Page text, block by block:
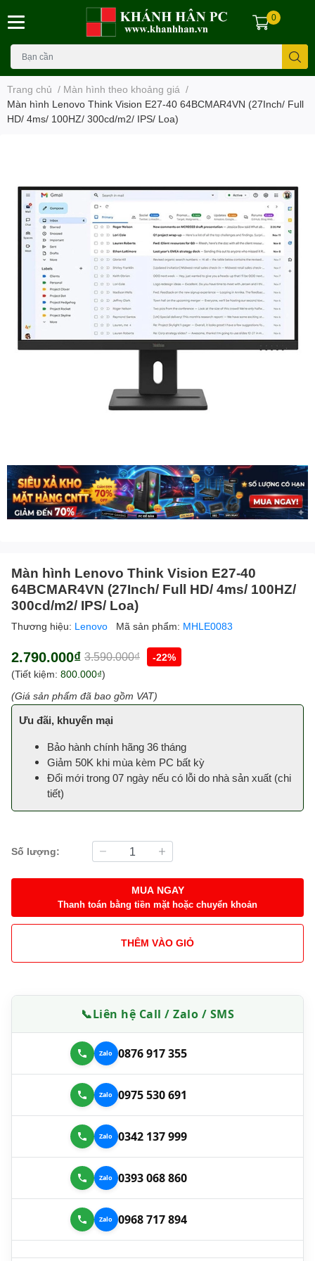
0
Trang chủ / Màn hình theo khoảng giá /
Màn hình Lenovo Think Vision E27-40 64BCMAR4VN (27Inch/ Full
HD/ 4ms/ 100HZ/ 300cd/m2/ IPS/ Loa)
Màn hình Lenovo Think Vision E27-40
64BCMAR4VN (27Inch/ Full HD/ 4ms/ 100HZ/
300cd/m2/ IPS/ Loa)
Thương hiệu: Lenovo Mã sản phẩm: MHLE0083
2.790.000₫ 3.590.000₫
-22%
(Tiết kiệm: 800.000₫)
(Giá sản phẩm đã bao gồm VAT)
Ưu đãi, khuyến mại
Bảo hành chính hãng 36 tháng
Giảm 50K khi mùa kèm PC bất kỳ
Đổi mới trong 07 ngày nếu có lỗi do nhà sản xuất (chi
tiết)
Số lượng:
MUA NGAY
Thanh toán bằng tiền mặt hoặc chuyển khoản
THÊM VÀO GIỎ
📞Liên hệ Call / Zalo / SMS
0876 917 355
0975 530 691
0342 137 999
0393 068 860
0968 717 894